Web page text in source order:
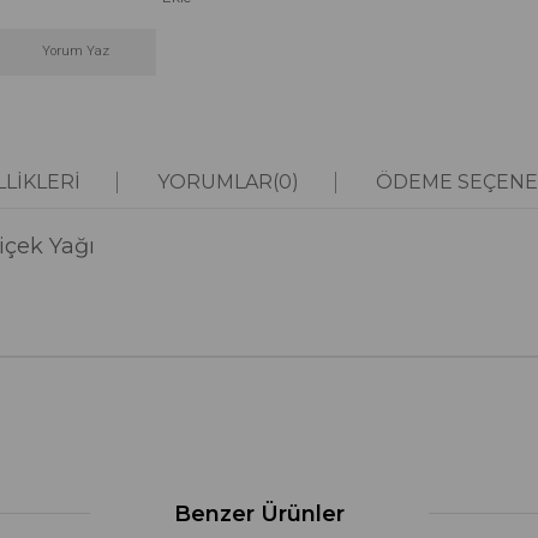
Yorum Yaz
YORUMLAR(0) ÖDEME
Yağı
Benzer Ürünler